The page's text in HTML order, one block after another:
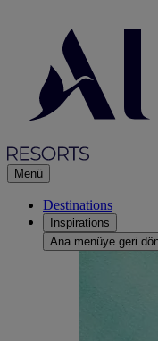
Menü
Destinations
Inspirations
Ana menüye geri